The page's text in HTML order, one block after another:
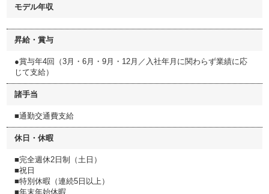
モデル年収
昇給・賞与
●賞与年4回（3月・6月・9月・12月／入社年月に関わらず業績に応
じて支給）
諸手当
■通勤交通費支給
休日・休暇
■完全週休2日制（土日）
■祝日
■特別休暇（連続5日以上）
■年末年始休暇